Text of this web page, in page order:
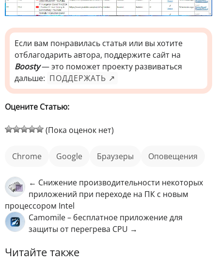
Если вам понравилась статья или вы хотите
отблагодарить автора, поддержите сайт на
Boosty— это поможет проекту развиваться
дальше: ПОДДЕРЖАТЬ ↗
Оцените Статью:
(Пока оценок нет)
Chrome Google Браузеры оповещения
← Снижение производительности некоторых
приложений при переходе на ПК с новым
процессором Intel
Camomile – бесплатное приложение для
защиты от перегрева CPU →
Читайте также